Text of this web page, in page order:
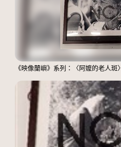
《映像蘭嶼》系列：〈阿嬤的老人斑〉